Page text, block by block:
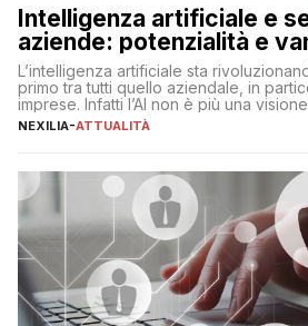
Intelligenza artificiale e
aziende: potenzialità e
L’intelligenza artificiale sta
primo tra tutti quello aziendale, in
imprese. Infatti l’AI non è più una
realtà operativa che sta portando a un
operazioni, bensì comporta […]
NEXILIA-ATTUALITÀ